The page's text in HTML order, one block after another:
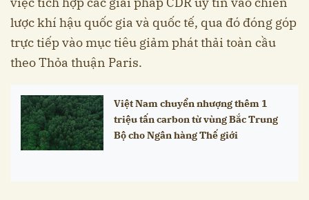
lược khí hậu quốc gia và quốc tế, qua đó đóng góp
trực tiếp vào mục tiêu giảm phát thải toàn cầu
theo Thỏa thuận Paris.
Việt Nam chuyển nhượng thêm 1
triệu tấn carbon từ vùng Bắc Trung
Bộ cho Ngân hàng Thế giới